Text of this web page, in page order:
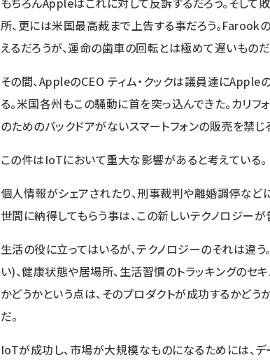
所、更には米国最高裁まで上告する事だろう。
えるだろうが、運命の歯車の回転とは極めて遅いものだ
その間、AppleのCEO ティム・クックは議員達に
る。米国各州もこの騒動に首を突っ込んできた。カリフ
のためのバックドアがないスマートフォンの販売を禁
この件はIoTにおいて重大な影響があると考えている。
個人情報がシェアされたり、刑事裁判や離婚調停な
世間に納得してもらう事は、この新しいテクノロジー
生活の役に立ってはいるが、テクノロジーのそれは違
い)、健康状態や居場所、生活習慣のトラッキングのセ
かどうかという点は、そのプロダクトが成功するかど
だ。
IoTが成功し、市場が大規模なものになるためには、